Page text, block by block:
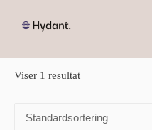
Forside/ Varer tagged
Viser 1 resultat